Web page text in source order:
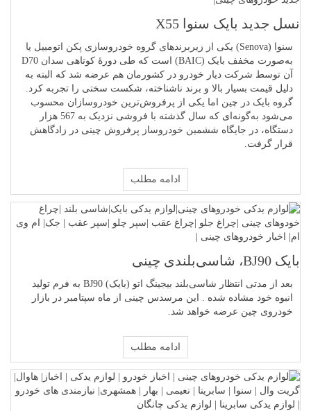
نسل جدید بایک سنوا X55
سنوا (Senova) یکی از زیربرندهای گروه خودروسازی پکن اتومبیل یا
به‌صورت مخفف بایک (BAIC) است که طی دورهٔ کوتاهی سدان D70
آن توسط شرکت دیار خودرو در کشورمان هم عرضه شد که البته به
دلیل قیمت بسیار بالا و برند ناشناخته، شکست سختی را تجربه کرد.
گروه بایک در چین اما یکی از پرفروش‌ترین خودروسازان محسوب
می‌شود به‌گونه‌ای که سال گذشته با فروشی نزدیک به 567 هزار
دستگاه، در جایگاه ششمین خودروساز پرفروش چینی در زادگاهش
قرار گرفت.
ادامه مطلب
بایک BJ90، شاسی‌بلندی چینی
بعد از مدتی انتظار شاسی‌بلند بیجینگ اتو (بایک) BJ90 به فرم تولید
انبوه خود مشاده شده . این مرسدس چینی از ماه سپتامبر در بازار
خودروی چین عرضه خواهد شد.
ادامه مطلب